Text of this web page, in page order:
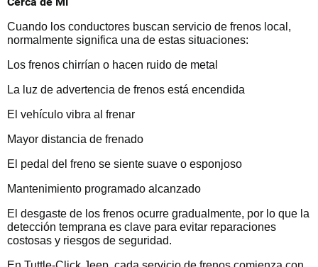
Cuando los conductores buscan servicio de frenos local,
normalmente significa una de estas situaciones:
Los frenos chirrían o hacen ruido de metal
La luz de advertencia de frenos está encendida
El vehículo vibra al frenar
Mayor distancia de frenado
El pedal del freno se siente suave o esponjoso
Mantenimiento programado alcanzado
El desgaste de los frenos ocurre gradualmente, por lo que la
detección temprana es clave para evitar reparaciones
costosas y riesgos de seguridad.